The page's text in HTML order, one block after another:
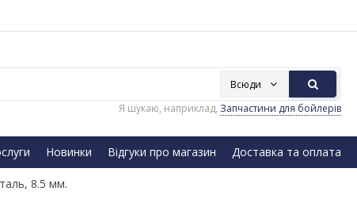
Всюди
Я шукаю, наприклад, Запчастини для бойлерів
Новинки Відгуки про магазин Доставка та оплата
8.5 мм.